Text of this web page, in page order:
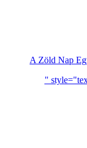
A Zöld Nap
"